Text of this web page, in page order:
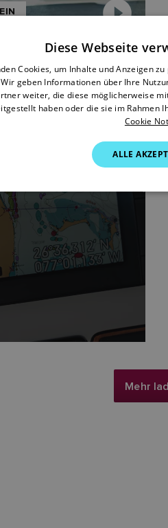
Mehr
Diese Webseite
Cookies, um Inhalte und Anzeigen
geben Informationen über Ihre
weiter, die diese möglicherweise
haben oder die sie im Rahmen
Cookie
ALLE